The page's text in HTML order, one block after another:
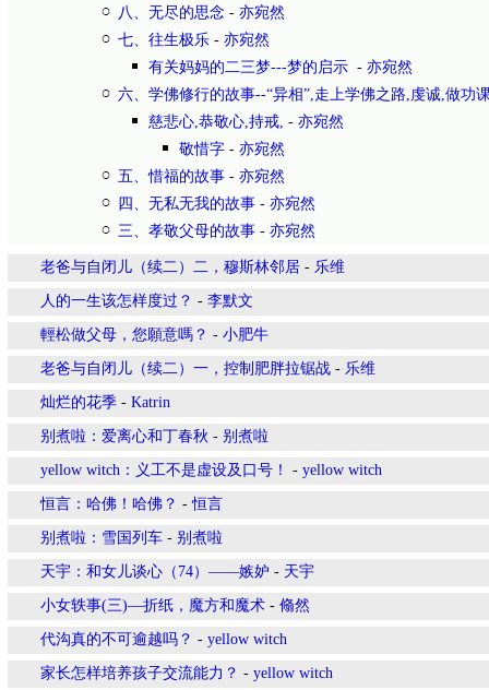
八、无尽的思念 - 亦宛然
七、往生极乐 - 亦宛然
有关妈妈的二三梦---梦的启示 - 亦宛然
六、学佛修行的故事--“异相”,走上学佛之路,虔诚,做功
慈悲心,恭敬心,持戒, - 亦宛然
敬惜字 - 亦宛然
五、惜福的故事 - 亦宛然
四、无私无我的故事 - 亦宛然
三、孝敬父母的故事 - 亦宛然
老爸与自闭儿（续二）二，穆斯林邻居 - 乐维
人的一生该怎样度过？ - 李默文
輕松做父母，您願意嗎？ - 小肥牛
老爸与自闭儿（续二）一，控制肥胖拉锯战 - 乐维
灿烂的花季 - Katrin
别煮啦：爱离心和丁春秋 - 别煮啦
yellow witch：义工不是虚设及口号！ - yellow witch
恒言：哈佛！哈佛？ -恒言
别煮啦：雪国列车 - 别煮啦
天宇：和女儿谈心（74）——嫉妒 - 天宇
小女轶事(三)—折纸，魔方和魔术 - 翛然
代沟真的不可逾越吗？ - yellow witch
家长怎样培养孩子交流能力？ - yellow witch